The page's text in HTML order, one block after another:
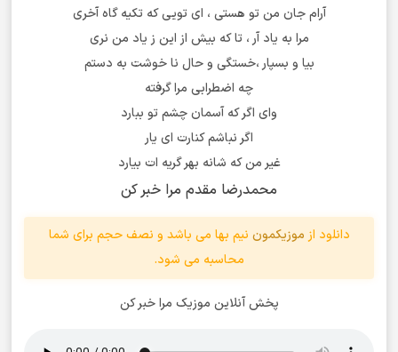
آرام جان من تو هستی ، ای تویی که تکیه گاه آخری
مرا به یاد آر ، تا که بیش از این ز یاد من نری
بیا و بسپار ،خستگی و حال نا خوشت به دستم
چه اضطرابی مرا گرفته
وای اگر که آسمان چشم تو ببارد
اگر نباشم کنارت ای یار
غیر من که شانه بهر گریه ات بیارد
محمدرضا مقدم مرا خبر کن
دانلود ازموزیکمون نیم بها می باشد و نصف حجم برای شما
محاسبه می شود.
پخش آنلاین موزیک مرا خبر کن